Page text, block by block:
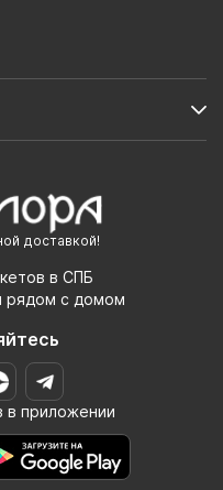
доставкой!
в СПБ
рядом с домом
в приложении